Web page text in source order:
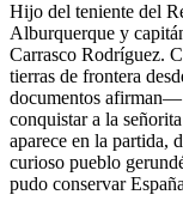
Hijo del teniente del
Alburquerque y
Carrasco Rodríguez.
tierras de frontera
documentos afirman—
conquistar a la
aparece en la partida,
curioso pueblo
pudo conservar